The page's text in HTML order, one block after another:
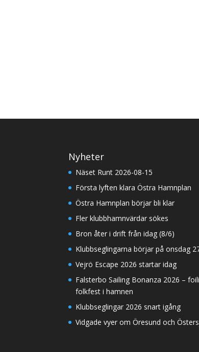
Nyheter
Näset Runt 2026-08-15
Första lyften klara Östra Hamnplan
Östra Hamnplan börjar bli klar
Fler klubbhamnvärdar sökes
Bron åter i drift från idag (8/6)
Klubbseglingarna börjar på onsdag
Vejrö Escape 2026 startar idag
Falsterbo Sailing Bonanza 2026 –
folkfest i hamnen
Klubbseglingar 2026 snart igång
Vidgade vyer om Öresund och